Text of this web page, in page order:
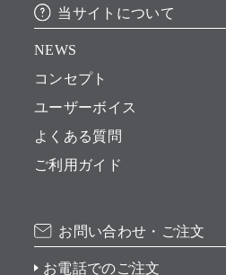
当サイトについて
NEWS
コンセプト
ユーザーボイス
よくある質問
ご利用ガイド
お問い合わせ・ご注文
お電話でのご注文